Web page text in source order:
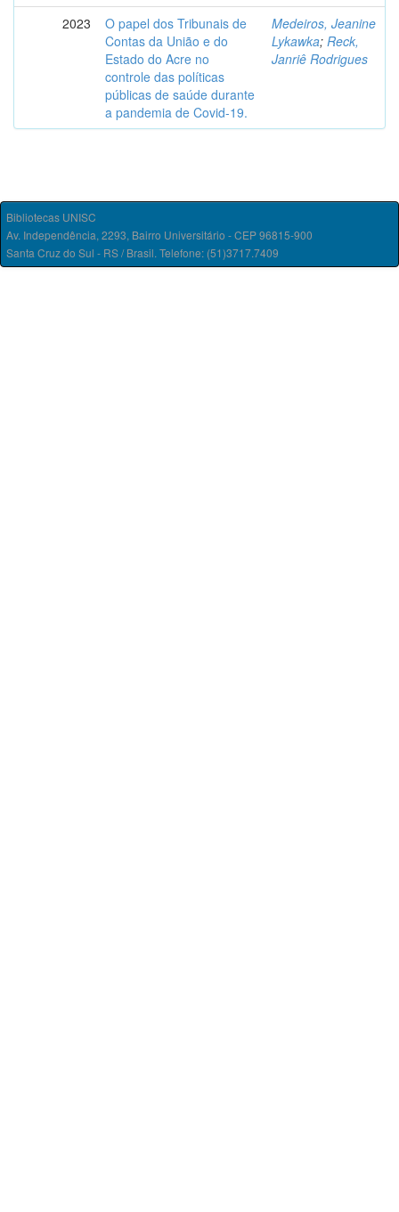
2023
O papel dos Tribunais de
Contas da União e do
Estado do Acre no
controle das políticas
públicas de saúde durante
a pandemia de Covid-19.
Medeiros, Jeanine
Lykawka; Reck,
Janriê Rodrigues
Bibliotecas UNISC
Av. Independência, 2293, Bairro Universitário - CEP 96815-900
Santa Cruz do Sul - RS / Brasil. Telefone: (51)3717.7409